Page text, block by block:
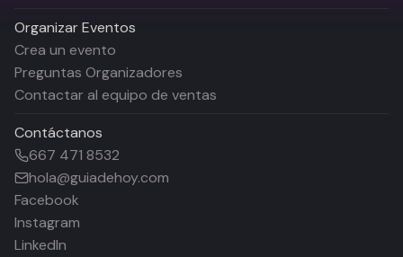
Organizar Eventos
Crea un evento
Preguntas Organizadores
Contactar al equipo de ventas
Contáctanos
667 471 8532
hola@guiadehoy.com
Facebook
Instagram
LinkedIn